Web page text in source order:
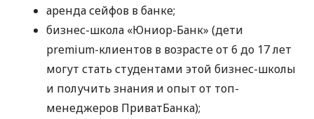
аренда сейфов в банке;
бизнес-школа «Юниор-Банк» (дети
premium-клиентов в возрасте от 6 до 17 лет
могут стать студентами этой бизнес-школы
и получить знания и опыт от топ-
менеджеров ПриватБанка);